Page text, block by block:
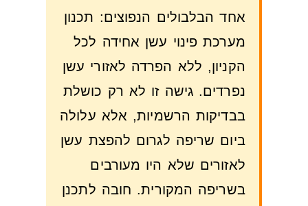
אחד הבלבולים הנפוצים: תכנון
מערכת פינוי עשן אחידה לכל
הקניון, ללא הפרדה לאזורי עשן
נפרדים. גישה זו לא רק כושלת
בבדיקות הרשמיות, אלא עלולה
ביום שריפה לגרום להפצת עשן
לאזורים שלא היו מעורבים
בשריפה המקורית. חובה לתכנן